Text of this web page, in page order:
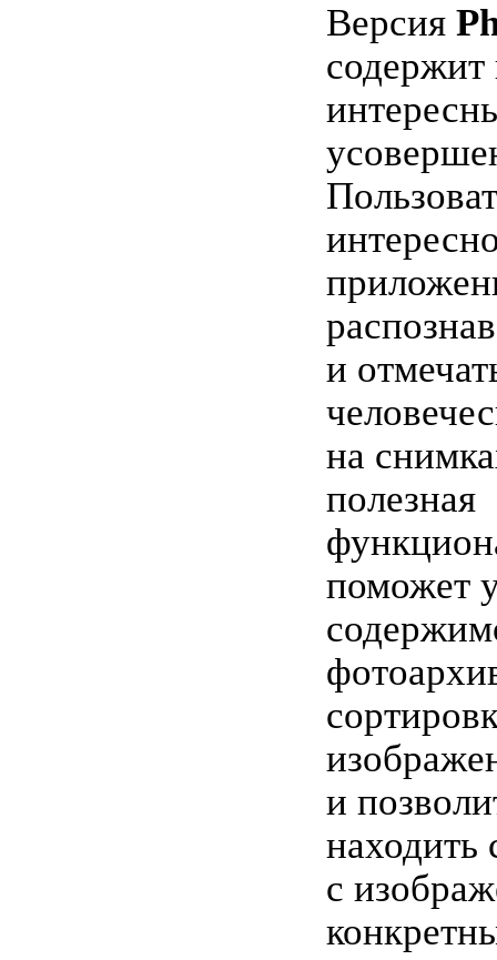
Версия
содержит
и
на
полезная
поможет
и
находить
с